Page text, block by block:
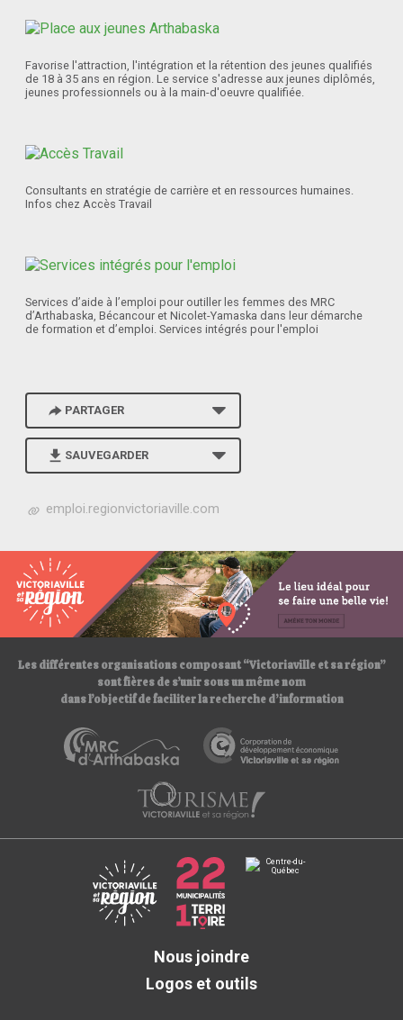
Favorise l'attraction, l'intégration et la rétention des jeunes qualifiés
de 18 à 35 ans en région. Le service s'adresse aux jeunes diplômés,
jeunes professionnels ou à la main-d'oeuvre qualifiée.
Consultants en stratégie de carrière et en ressources humaines.
Infos chez Accès Travail
Services d’aide à l’emploi pour outiller les femmes des MRC
d’Arthabaska, Bécancour et Nicolet-Yamaska dans leur démarche
de formation et d’emploi. Services intégrés pour l'emploi
PARTAGER
SAUVEGARDER
h
p
s
:
/
/
emploi.regionvictoriaville.com
Les différentes organisations composant “Victoriaville et sa région”
sont fières de s’unir sous un même nom
dans l’objectif de faciliter la recherche d’information
Nous joindre
Logos et outils